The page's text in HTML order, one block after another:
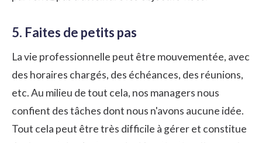
5. Faites de petits pas
La vie professionnelle peut être mouvementée, avec
des horaires chargés, des échéances, des réunions,
etc. Au milieu de tout cela, nos managers nous
confient des tâches dont nous n'avons aucune idée.
Tout cela peut être très difficile à gérer et constitue